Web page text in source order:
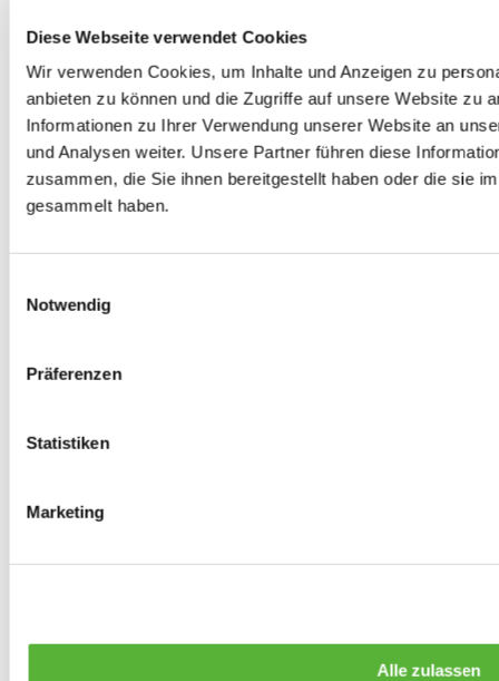
Diese Webseite verwendet Cookies
Wir verwenden Cookies, um Inhalte und Anzeigen zu
anbieten zu können und die Zugriffe auf unsere Website zu
Informationen zu Ihrer Verwendung unserer Website an
und Analysen weiter. Unsere Partner führen diese
zusammen, die Sie ihnen bereitgestellt haben oder die sie
gesammelt haben.
Notwendig
Präferenzen
Statistiken
Marketing
Alle zulassen
Radlagern & Naben
0Produkte verfügbar
Räder und Zubehör
0Produkte verfügbar
Spurverbreiterungen
0Produkte verfügbar
Radmuttern
0Produkte verfügbar
Bremsen